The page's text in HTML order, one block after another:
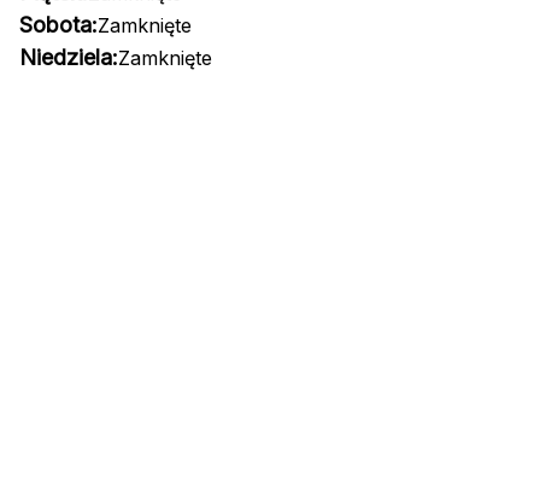
Sobota:Zamknięte
Niedziela:Zamknięte